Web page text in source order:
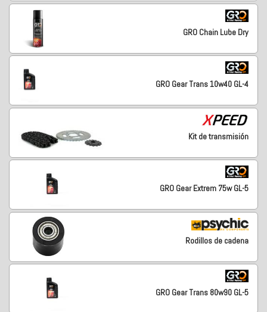
GRO Chain Lube Dry
GRO Gear Trans 10w40 GL-4
Kit de transmisión
GRO Gear Extrem 75w GL-5
Rodillos de cadena
GRO Gear Trans 80w90 GL-5